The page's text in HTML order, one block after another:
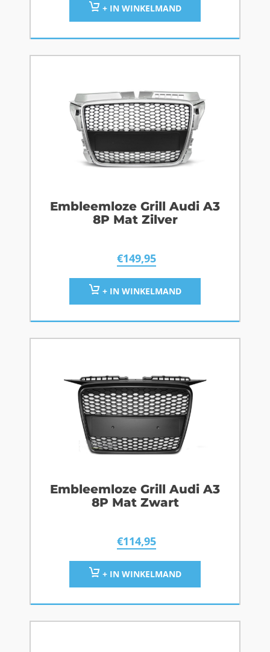
+ IN WINKELMAND
Embleemloze Grill Audi A3
8P Mat Zilver
€149,95
+ IN WINKELMAND
Embleemloze Grill Audi A3
8P Mat Zwart
€114,95
+ IN WINKELMAND